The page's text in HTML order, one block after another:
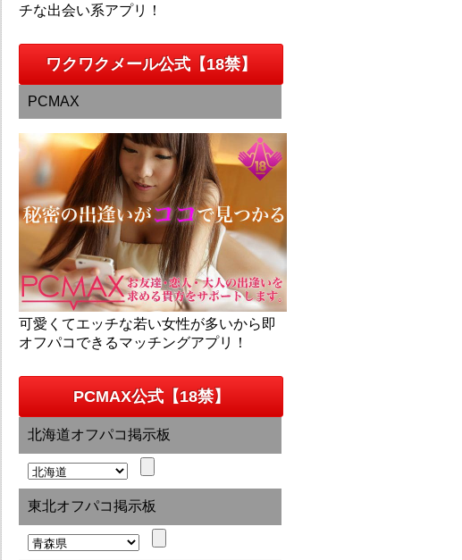
チな出会い系アプリ！
ワクワクメール公式【18禁】
PCMAX
可愛くてエッチな若い女性が多いから即
オフパコできるマッチングアプリ！
PCMAX公式【18禁】
北海道オフパコ掲示板
東北オフパコ掲示板